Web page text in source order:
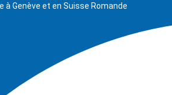
Genève et en Suisse Romande